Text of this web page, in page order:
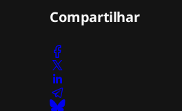
Compartilhar